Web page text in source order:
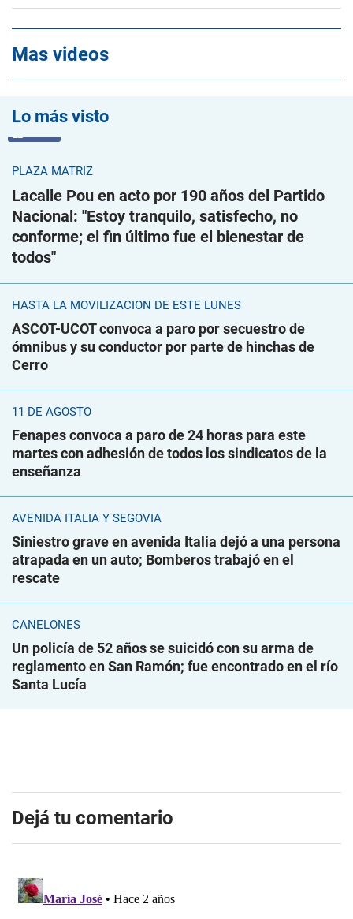
Mas videos
Lo más visto
PLAZA MATRIZ
Lacalle Pou en acto por 190 años del Partido
Nacional: "Estoy tranquilo, satisfecho, no
conforme; el fin último fue el bienestar de
todos"
HASTA LA MOVILIZACIÓN DE ESTE LUNES
ASCOT-UCOT convoca a paro por secuestro de
ómnibus y su conductor por parte de hinchas de
Cerro
11 DE AGOSTO
Fenapes convoca a paro de 24 horas para este
martes con adhesión de todos los sindicatos de la
enseñanza
AVENIDA ITALIA Y SEGOVIA
Siniestro grave en avenida Italia dejó a una persona
atrapada en un auto; Bomberos trabajó en el
rescate
CANELONES
Un policía de 52 años se suicidó con su arma de
reglamento en San Ramón; fue encontrado en el río
Santa Lucía
Dejá tu comentario